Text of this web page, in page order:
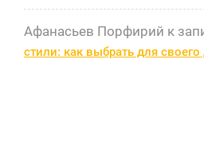
Афанасьев Порфирий к
стили: как выбрать для